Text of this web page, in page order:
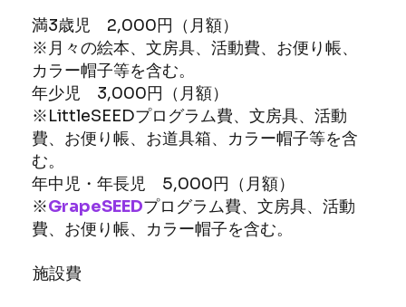
満3歳児 2,000円（月額）
※月々の絵本、文房具、活動費、お便り帳、
カラー帽子等を含む。
年少児 3,000円（月額）
※LittleSEEDプログラム費、文房具、活動
費、お便り帳、お道具箱、カラー帽子等を含
む。
年中児・年長児 5,000円（月額）
※GrapeSEEDプログラム費、文房具、活動
費、お便り帳、カラー帽子を含む。
施設費